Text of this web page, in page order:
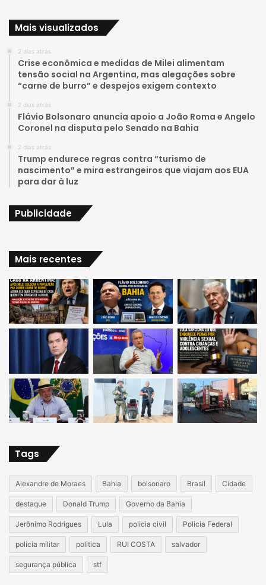
b
g
a
Mais visualizados
2 dias atrás
Crise econômica e medidas de Milei alimentam
tensão social na Argentina, mas alegações sobre
“carne de burro” e despejos exigem contexto
2 dias atrás
Flávio Bolsonaro anuncia apoio a João Roma e Angelo
Coronel na disputa pelo Senado na Bahia
2 dias atrás
Trump endurece regras contra “turismo de
nascimento” e mira estrangeiros que viajam aos EUA
para dar à luz
Publicidade
Mais recentes
Tags
Alexandre de Moraes Bahia bolsonaro Brasil Cidade
destaque Donald Trump Governo da Bahia
Jerônimo Rodrigues Lula policia civil Policia Federal
policia militar politica RUI COSTA salvador
segurança pública stf